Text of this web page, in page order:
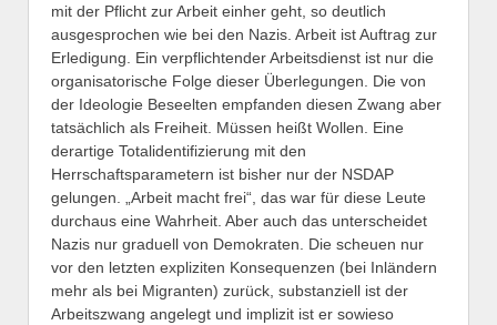
mit der Pflicht zur Arbeit einher geht, so deutlich
ausgesprochen wie bei den Nazis. Arbeit ist Auftrag zur
Erledigung. Ein verpflichtender Arbeitsdienst ist nur die
organisatorische Folge dieser Überlegungen. Die von
der Ideologie Beseelten empfanden diesen Zwang aber
tatsächlich als Freiheit. Müssen heißt Wollen. Eine
derartige Totalidentifizierung mit den
Herrschaftsparametern ist bisher nur der NSDAP
gelungen. „Arbeit macht frei“, das war für diese Leute
durchaus eine Wahrheit. Aber auch das unterscheidet
Nazis nur graduell von Demokraten. Die scheuen nur
vor den letzten expliziten Konsequenzen (bei Inländern
mehr als bei Migranten) zurück, substanziell ist der
Arbeitszwang angelegt und implizit ist er sowieso